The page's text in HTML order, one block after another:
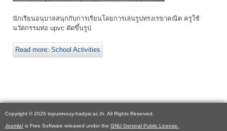
นักเรียนอนุบาลสนุกกับการเรียนโดยการเล่นรูปทรงเรขาคณิต ครูใช้
นวัตกรรมท่อ upvc ดัดขึ้นรูป
Read more: School Activities
Copyright © 2026 tepumnouy-hadyai.ac.th. All Rights Reserved.
Joomla! is Free Software released under the GNU General Public License.